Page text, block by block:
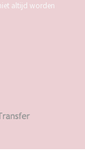
altijd worden